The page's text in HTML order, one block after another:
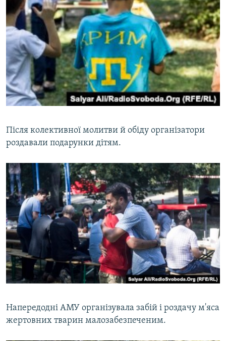
Після колективної молитви й обіду організатори
роздавали подарунки дітям.
Напередодні АМУ організувала забій і роздачу м'яса
жертовних тварин малозабезпеченим.